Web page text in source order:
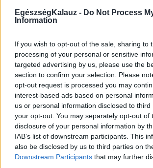
EgészségKalauz - Do Not Process
Information
If you wish to opt-out of the sale, sharing to
processing of your personal or sensitive
targeted advertising by us, please use the
section to confirm your selection. Please
opt-out request is processed you may
interest-based ads based on personal
us or personal information disclosed to
your opt-out. You may separately opt-out of
disclosure of your personal information by
IAB’s list of downstream participants. This
also be disclosed by us to third parties on
Downstream Participants that may further
állítások hangzottak el a magyar
helyzetéről
élünk? Súlyos állítások
el a magyar
helyzetéről